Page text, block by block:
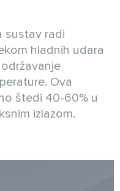
sustav radi
hladnih udara
Ova
štedi 40-60% u
izlazom.